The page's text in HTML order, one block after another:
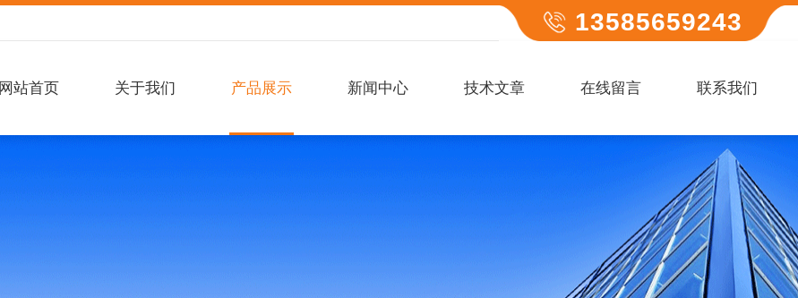
13585659243
网站首页 关于我们 产品展示 新闻中心 技术文章 在线留言 联系我们